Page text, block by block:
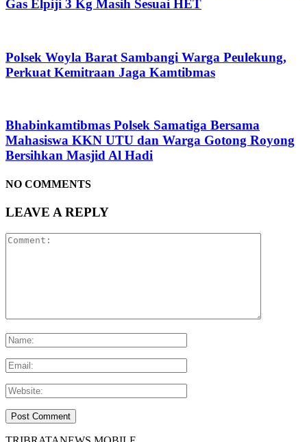
Gas Elpiji 3 Kg Masih Sesuai HET
Polsek Woyla Barat Sambangi Warga Peulekung,
Perkuat Kemitraan Jaga Kamtibmas
Bhabinkamtibmas Polsek Samatiga Bersama
Mahasiswa KKN UTU dan Warga Gotong Royong
Bersihkan Masjid Al Hadi
NO COMMENTS
LEAVE A REPLY